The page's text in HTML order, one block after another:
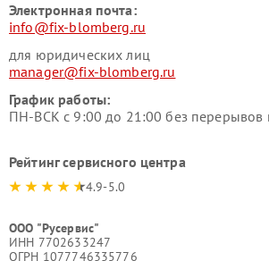
Электронная почта:
info@fix-blomberg.ru
для юридических лиц
manager@fix-blomberg.ru
График работы:
ПН-ВСК с 9:00 до 21:00 без
Рейтинг сервисного центра
4.9-5.0
ООО "Русервис"
ИНН 7702633247
ОГРН 1077746335776